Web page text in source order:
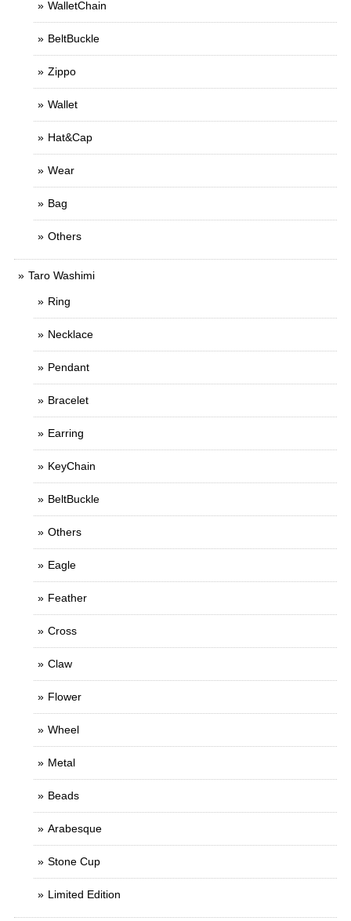
WalletChain
BeltBuckle
Zippo
Wallet
Hat&Cap
Wear
Bag
Others
Taro Washimi
Ring
Necklace
Pendant
Bracelet
Earring
KeyChain
BeltBuckle
Others
Eagle
Feather
Cross
Claw
Flower
Wheel
Metal
Beads
Arabesque
Stone Cup
Limited Edition